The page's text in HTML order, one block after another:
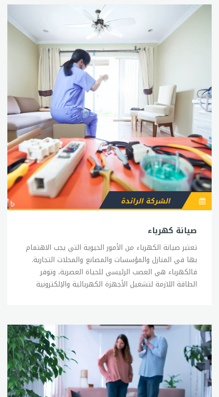
صيانة كهرباء
الشركة الرائدة
تعتبر صيانة الكهرباء من الأمور الحيوية التي يجب الاهتمام بها في المنازل والمؤسسات والمصانع والمحلات التجارية. فالكهرباء هي العصب الرئيسي للحياة العصرية، وتوفر الطاقة اللازمة لتشغيل الأجهزة الكهربائية والإلكترونية التي تستخدمها الناس يومياً. وتتضمن صيانة الكهرباء عدة خطوات وإجراءات، من بينها: 1- التفتيش الدوري: يجب على المستخدم إجراء فحص دوري للأسلاك والمنافذ والمفاتيح والوصلات الكهربائية في المنزل أو المؤسسة، وذلك للتأكد من عدم وجود أي تلف أو تلف في الأجهزة. 2- الصيانة الوقائية: تشمل تنظيف الأجهزة الكهربائية وتغيير الأسلاك والمفاتيح والوصلات الكهربائية المتهالكة، وذلك لتجنب حدوث أي خلل أو عطل في الأجهزة. 3- الإصلاح: في حالة حدوث أي عطل أو خلل في الأجهزة الكهربائية، يجب إصلاحه فوراً بواسطة فني مؤهل ومختص في صيانة الكهرباء. 4- التركيب: يجب الحرص على تركيب الأجهزة الكهربائية والوصلات والمفاتيح بطريقة سليمة وفقًا للمعايير الصناعية المحددة، وذلك لتجنب حدوث أي مشكلات في المستقبل. 5- التحكم في التيار الكهربائي: يجب الحرص على التحكم في التيار الكهربائي المستخدم في المنزل أو المؤسسة، وذلك لتجنب حدوث أي مشاكل في الأجهزة الكهربائية أو الأضرار بالممتلكات أو الأشخاص. ويمكن لصيانة الكهرباء أن تساعد في تحسين كفاءة الأجهزة الكهربائية والحد من استهلاك الطاقة الزائد، مما يؤدي إلى توفير المال والحفاظ على البيئة. كما تساهم صيانة الكهرباء في الحفاظ على السلامة العامة والوقاية من الحوادث الكهربائية التي قد تؤدي إلى الإصابات الجسيمة أو حتى الوفاة. وفي الختام، يمكن القول إن صيانة الكهرباء تعد أمراً حيوياً للحفاظ على سلامة الأفراد والممتلكات، وتجنب الأضرار المحتملة التي قد تحدث نتيجة لعدمة الصيانة. وينبغي الاتصال بشركات صيانة كهرباء متخصصة ومؤهلة لتوفير خدمات الصيانة والتشخيص والإصلاح، والتأكد من أن الفنيين المعينين لديها لديهم الخبرة والمعرفة اللازمة لتقديم الخدمات بمهنية وجودة عالية. ويجب أيضاً على المستخدمين القيام بإجراءات السلامة اللازمة عند التعامل مع الكهرباء، مثل عدم لمس الأجهزة الكهربائية بالأيدي الرطبة، وعدم ترك الأجهزة الموصولة بالكهرباء بدون إشراف، وعدم توصيل الأجهزة ذات القدرة العالية بالمقابس العادية، وغيرها من الإجراءات الأساسية التي تساعد على تجنب الحوادث الكهربائية. وبالتزامن مع الصيانة الدورية للأجهزة الكهربائية، يمكن للمستخدمين تحسين فهمهم لمفاهيم الكهرباء والتعليمات اللازمة للتعامل معها بسلامة، وذلك من خلال الاطلاع على المواد التعليمية والمصادر المتاحة على الإنترنت وغيرها من المصادر التعليمية. بالاختصار، فإن صيانة الكهرباء تعد أمراً حيوياً وضرورياً للحفاظ على سلامة الأفراد والممتلكات، وينبغي الحرص على تنفيذ الإجراءات اللازمة لتحسين كفاءة الأجهزة الكهربائية وتجنب الحوادث الكهربائية المحتملة.رقم صيانة الكهرباءرقم صيانة الكهرباء هو رقم تواصل يتم استخدامه للاتصال بشركات الكهرباء والتي تقدم خدمات الصيانة والإصلاح للعملاء. يعتبر هذا الرقم مهم جداً في الحالات الطارئة مثل حدوث عطل في الكهرباء أو انقطاع التيار الكهربائي، حيث يوفر الوصول السريع إلى الفنيين المؤهلين لتقديم الخدمات اللازمة. ويختلف رقم صيانة الكهرباء من دولة إلى أخرى، وفي بعض الدول قد يختلف الرقم حتى داخل المناطق الإدارية المختلفة. لذلك، يتعين على العملاء البحث عن رقم الصيانة الصحيح الذي يمكنهم استخدامه للتواصل مع شركات الكهرباء. عادةً ما يتم نشر رقم صيانة الكهرباء على مواقع الشركات الرسمية على الإنترنت، أو على الفواتير الشهرية التي ترسلها الشركات إلى عناوين العملاء. ويمكن أيضاً الحصول على هذا الرقم من خلال الاتصال بمركز خدمة العملاء الخاص بالشركة. من المهم الحصول على رقم صيانة الكهرباء المناسب والاتصال به في حالة الحاجة، حيث يمكن للفنيين المختصين تقديم الدعم الفني والإصلاح اللازم للمشكلات الكهربائية المختلفة. ويجب على العملاء توفير معلومات كافية عن المشكلة التي يواجهونها، بما في ذلك وصف الأعطال والأجهزة المتضررة، حيث يساعد هذا على تحديد المشكلة وتقديم الحلول اللازمة. وينبغي على العملاء الحرص على تحديد ما إذا كان هناك أي مشاكل أخرى مثل تلف الأسلاك الكهربائية أو انقطاع التيار الكهربائي، حيث يمكن للفنيين المختصين تقديم الخدمات اللازمة لحل هذه المشاكل أيضاً. وفي الختام، يجب على العملاء التعرف على رقم صيانة الكهرباء المناسب والاتصال به في حالة الحاجة، حيث يمكن للفنيين المؤهلين تقديم الدعم اللازم وإصلاح المشكلات الكهربائية بشكل فعال. وينبغي أيضاً على العملاء الحرص على الالتزام بالإجراءات الأساسية للسلامة عند التعامل مع الكهرباء، وذلكلتجنب حدوث أي حوادث أو مشاكل تتعلق بالكهرباء.صيانة شركة الكهرباءتعد شركات الكهرباء من أهم الشركات التي تقدم خدمات أساسية للمجتمع، حيث تضمن توفير التيار الكهربائي للمنازل والمؤسسات والمصانع على مدار الساعة. ومن أجل ضمان استمرارية تلك الخدمات الأساسية، يتعين على شركات الكهرباء الاهتمام بصيانة معداتها وأجهزتها بشكل دوري ومنتظم. يتضمن عمل صيانة شركة الكهرباء العديد من الأنشطة المختلفة، بما في ذلك الفحص الدوري للمعدات والأجهزة الكهربائية، وإجراء الصيانة اللازمة لتلك المعدات والأجهزة، وإصلاح الأعطال والأخطاء التي تحدث في الشبكة الكهربائية. وتتضمن أنشطة الصيانة التدقيقية لشركات الكهرباء إجراء الفحص الدوري للمحولات والمفاتيح والكابلات والأسلاك والأجهزة الكهربائية الأخرى المتصلة بالشبكة الكهربائية. ويتم ذلك باستخدام الأدوات والمعدات الخاصة بالكشف عن الأعطال والأخطاء في الشبكة الكهربائية. وفي حالة العثور على أي أخطاء أو أعطال في الشبكة الكهربائية، يتم إجراء الصيانة اللازمة لإصلاح تلك الأخطاء وتجنب حدوث مشاكل أخرى في المستقبل. وتتضمن أعمال الصيانة أيضاً إعادة توليد الطاقة الكهربائية والتحكم في مستوى الجهد والتيار الكهربائي في الشبكة. ويعد الاهتمام بصيانة شركة الكهرباء أمراً ضرورياً لضمان استمرارية تلك الخدمات الأساسية التي تقدمها الشركات. ولتحقيق ذلك، يتعين على الشركات الاستثمار في تحديث معداتها وأجهزتها بشكل دوري، وتوفير التدريب المناسب للفنيين المسؤولين عن صيانة تلك المعدات والأجهزة. وفي الختام، يُعد الاهتمام بصيانة شركة الكهرباء من الأمور الحيوية التي يجب متابعتها بشكل دوري ومنتظم، حتى يتمكن المجتمع من الاستفادة من خدمات الكهرباء بشكل مستمر ومن دون توقف. ويتعين على الشركات العمل على تطوير وتحسين خدماتها وتحديث معداتها بشكل دوري لتلبية احتياجات المجتمع وتوفير خدمات الكهرباء بشكل مستدام.رقم صيانة شركة الكهرباءيعتبر الحصول على رقم صيانة شركة الكهرباء أمراً حيوياً لأي شخص أو مؤسسة تعتمد على الكهرباء في حياتهم اليومية. ففي حالة وجود أي مشاكل تتعلق بالكهرباء، يمكن الاتصال برقم الصيانة لشركة الكهرباء للحصول على المساعدة اللازمة. ويتمثل الهدف الرئيسي من رقم صيانة شركة الكهرباء في توفير وسيلة سهلة وفعالة للتواصل مع الشركة في حالة وجود أي مشاكل في الشبكة الكهربائية أو الأجهزة الكهربائية. ويساعد هذا الرقم على تقليل الوقت اللازم لحل المشكلة، وتقليل التأثير السلبي الذي يمكن أن يتسبب به انقطاع التيار الكهربائي على المنازل والمؤسسات. ويتم توفير رقم الصيانة عادة على موقع شركة الكهرباء، ويمكن الحصول عليه أيضاً من خلال الفواتير الشهرية التي تصدرها الشركة. كما يمكن الحصول على رقم الصيانة عن طريق الاتصال بخدمة العملاء للشركة. وفي حالة وجود أي مشكلة في الشبكة الكهربائية أو الأجهزة الكهربائية، يجب الاتصال برقم الصيانة للحصول على المساعدة اللازمة. ويجب توفير معلومات تفصيلية حول المشكلة التي يتم مواجهتها، بما في ذلك موقع الحدث ونوع المشكلة. وبعد تلقي المكالمة، يقوم فريق الصيانة بالتحقق من المشكلة وإجراء الصيانة اللازمة لحل المشكلة. ويمكن أن يتم تقديم المساعدة عن طريق الهاتف، أو عن طريق إرسال فريق الصيانة إلى الموقع المتضرر. ويعد الحصول على رقم صيانة شركة الكهرباء أمراً حيوياً لأي شخص أو مؤسسة تعتمد على الكهرباء في حياتهم اليومية. ويجب الحرص على الاتصال برقم الصيانة في حالة وجود أي مشاكل في الشبكة الكهربائية أو الأجهزة الكهربائية، حتى يتم حلها في أسرع وقت ممكن وتجنب الأضرار المحتملة.تصليح كهرباء المنزلتصليح كهرباء المنزل يعتبر من الأمور الهامة التي يجب على أي شخص يمتلك منزل الاهتمام بها. فالكهرباء تعد من الخدمات الأساسية التي تتوفر في المنازل والتي تؤثر على جودة الحياة والأداء اليومي للأجهزة الكهربائية. ويشمل تصليح كهرباء المنزل عدة أمور، منها إصلاح المفاتيح والمقابس الكهربائية، وإصلاح الأسلاك الكهربائية المكشوفة، وإصلاح الأعطال في الأجهزة الكهربائية مثل الثلاجات والغسالات والمكيفات الهوائية والأفران الكهربائية. وقبل البدء في تصليح الكهرباء في المنزل، يجب أولاً فحص الأسلاك والمفاتيح والمقابس الكهربائية للتأكد من عدم وجود أي تلف أو خلل فيها. وفي حالة وجود أي تلف أو خلل، يجب استبدال الأجزاء التالفة بقطع غيار جديدة، ويجب الحرص على استخدام قطع الغيار الأصلية الموثوقة. ويجب أيضاً الحرص على عدم ترك أسلاك الكهرباء المكشوفة أو بدون عزل، حيث يمكن أن تتسبب في الحوادث الكهربائية. وفي حالة وجود أية أسلاك كهربائية مكشوفة، يجب تغطيتها بشكل صحيح باستخدام العزل اللازم. وعندما يتعلق الأمر بإصلاح الأعطال في الأجهزة الكهربائية، يجب الحرص على فحص الجهاز بعناية لتحديد المشكلة، ويجب استخدام قطع الغيار الأصلية الموثوقة لإصلاح المشكلة. وفي حالة عدم القدرة على إصلاح الجهاز، يجب الاتصال بفني صيانة متخصص للمساعدة. ويجب الحرص على الالتزام بالإرشادات الأمنية اللازمة أثناء تصليح الكهرباء في المنزل، ويجب تفادي التحركات الخاطئة التي يمكن أن تؤدي إلى الحوادث الكهربائية. وأخيراً، يجب الحرص على الصيانة الدورية للأجهزة الكهربائية في المنزل، والتأكد من سلامة الأسلاك والمقابس والمفاتيح الكهربائية. ويمكن الحصول على خدمات الصيانة من قبل فني صيانة متخصص للحفاظ على سلامة الأجهزة الكهربائية وتجنب الأعطال المحتملة.صيانة كهرباء منزليةتعد صيانة كهرباء المنزل أمراً هاماً للحفاظ على سلامة الأفراد والممتلكات، ولتجنب الأعطال والمشاكل الكهربائية التي قد تؤدي إلى خسائر مادية وبشرية. ومن أهم الخطوات التي يجب اتباعها لصيانة كهرباء المنزل: 1- فحص الأسلاك الكهربائية والمفاتيح والمقابس الكهربائية: يجب فحص الأسلاك الكهربائية بشكل دوري للتأكد من عدم وجود أي تلف أو خلل فيها. كما يجب فحص المفاتيح والمقابس الكهربائية للتأكد من عدم وجود أي مشكلة فيها. 2- تغطية الأسلاك الكهربائية المكشوفة: يجب تغطية الأسلاك الكهربائية المكشوفة بشكل صحيح باستخدام العزل اللازم، لتجنب الحوادث الكهربائية. 3- استخدام الأدوات الكهربائية بشكل صحيح: يجب استخدام الأدوات الكهربائية بشكل صحيح وفقاً للإرشادات الموجودة عليها، وتفادي استخدام الأدوات التي تبدو غير آمنة. 4- تنظيف الأجهزة الكهربائية بشكل دوري: يجب تنظيف الأجهزة الكهربائية بشكل دوري للحفاظ على أدائها الجيد، وتجنب الأعطال المحتملة. 5- الحصول على خدمات فني صيانة متخصص: يجب الحصول على خدمات فني صيانة متخصص لفحص وإصلاح الأعطال الكهربائية في المنزل، وذلك لتجنب الخطر الناجم عن محاولة القيام بالصيانة بشكل غير صحيح. 6- تركيب مفاتيح ومقابس كهربائية موثوقة: يجب تركيب مفاتيح ومقابس كهربائية موثوقة وعالية الجودة، وتجنب استخدام الأجزاء الرخيصة وغير الموثوق بها. 7- إصلاح الأعطال بسرعة: يجب إصلاح الأعطال الكهربائية في المنزل بسرعة، وعدم تأجيل الصيانة حتى تتفاقم المشكلة ويزداد الخطر. وفي النهاية، يجب الالتزام بالإرشادات الأمنية اللازمة أثناء صيانة كهرباء المنزل، وتجنب التحركات الخاطئة التي قد تؤدي إلى الحوادث الكهربائية. ويجب الحرص على الصيانة الدورية للأجهزة الكهربائية في المنزل، وعدم تجاهل أي علامات على وجود مشكل